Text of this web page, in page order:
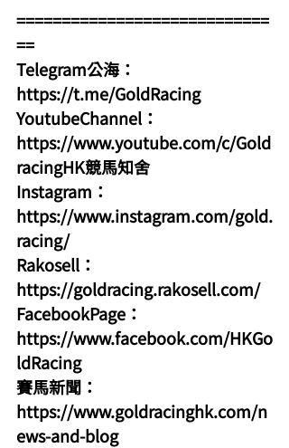
============================
==
Telegram公海：
https://t.me/GoldRacing
YoutubeChannel：
https://www.youtube.com/c/Gold
racingHK競馬知舍
Instagram：
https://www.instagram.com/gold.
racing/
Rakosell：
https://goldracing.rakosell.com/
FacebookPage：
https://www.facebook.com/HKGo
ldRacing
賽馬新聞：
https://www.goldracinghk.com/n
ews-and-blog